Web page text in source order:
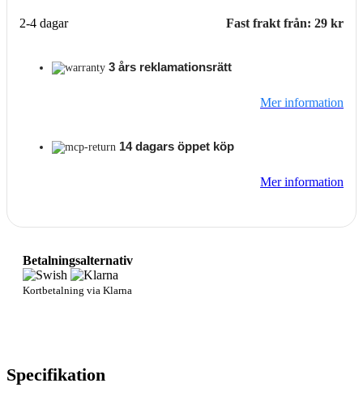
2-4 dagar Fast frakt från: 29 kr
3 års reklamationsrätt
Mer information
14 dagars öppet köp
Mer information
Betalningsalternativ
Kortbetalning via Klarna
Specifikation